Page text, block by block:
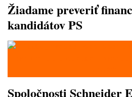
Žiadame preveriť
kandidátov PS
Spoločnosti Schneider